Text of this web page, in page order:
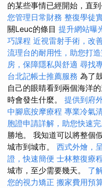
的某些事情已經開始，直到
您管理日常財務 整復學徒
關Leuc的條目 提升網站曝
巧課程 近視雷射手術，改
流理台的耐用性，助您打
房，保障隱私與舒適 尋找
台北記帳士推薦服務 為了
自己的眼睛看到兩個海洋
時會發生什麼。 提供到府
中腳底按摩療程 專業冷氣
胞證申請詳解，助您快速
勝地。 我知道可以將整個
城市到城市。 西式外燴，
證，快速簡便 士林整復療
城市，至少需要幾天。 了
您的視力矯正 搬家費用預